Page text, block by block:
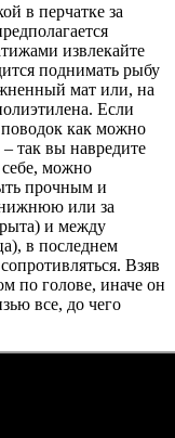
в перчатке за
извлекайте
поднимать рыбу
мат или, на
Если
поводок как можно
так вы навредите
можно
прочным и
нижнюю или за
и между
в последнем
Взяв
по голове, иначе он
все, до чего